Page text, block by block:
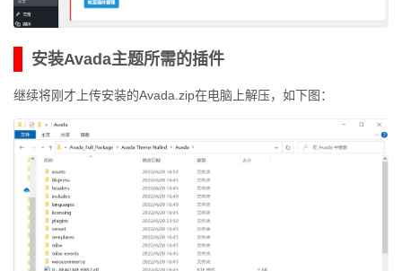
安装Avada主题所需的插件
继续将刚才上传安装的Avada.zip在电脑上解压，如下图：